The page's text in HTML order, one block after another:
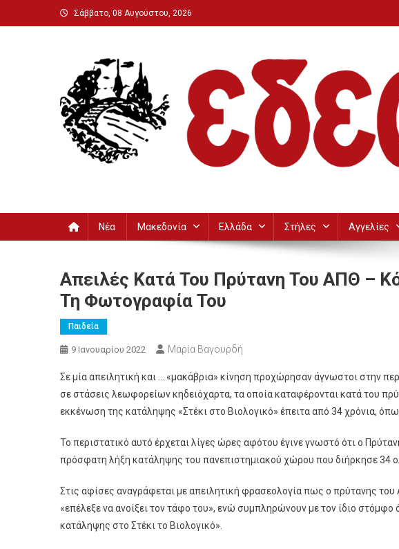
Μεταπηδήστε
στο
Σάββατο, 08 Αυγούστου, 2026
Νέα Μακεδονία Ελλάδα Στήλες Αγγελίες
Απειλές Κατά Του Πρύτανη Του ΑΠΘ –
Τη Φωτογραφία Του
Παιδεία
9 Ιανουαρίου 2022 Μαρία Βαγουρδή
Σε μία απειλητική και … «μακάβρια» κίνηση προχώρησαν άγνωστοι στην
σε στάσεις λεωφορείων κηδειόχαρτα, τα οποία καταφέρονται κατά του
εκκένωση της κατάληψης «Στέκι στο Βιολογικό» έπειτα από 34 χρόνια,
Το περιστατικό αυτό έρχεται λίγες ώρες αφότου έγινε γνωστό ότι ο
πρόσφατη λήξη κατάληψης του πανεπιστημιακού χώρου που διήρκησε 34
Στις αφίσες αναγράφεται με απειλητική φρασεολογία πως ο πρύτανης
«επέλεξε να ανοίξει τον τάφο του», ενώ συμπληρώνουν με τον ίδιο
κατάληψης στο Στέκι το Βιολογικό».